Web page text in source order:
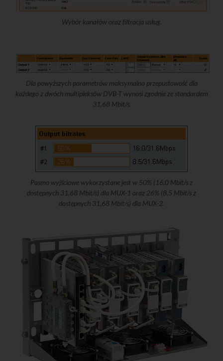
Wybór kanałów oraz filtracja usług.
Dla powyższych parametrów maksymalna przepustowość dla
każdego z dwóch multipleksów DVB-T wynosi zgodnie ze standardem
31,68 Mbit/s.
Pasmo wyjściowe wykorzystane jest w 50% (16,0 Mbit/s z
dostępnych 31,68 Mbit/s) dla MUX-1 oraz 26% (8,5 Mbit/s z
dostępnych 31,68 Mbit/s) dla MUX-2.